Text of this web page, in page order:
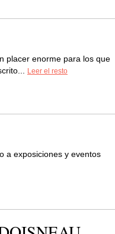
placer enorme para los que
Leer el resto
a exposiciones y eventos